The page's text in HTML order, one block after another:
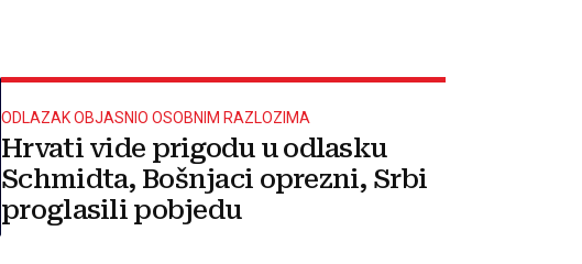
ODLAZAK OBJASNIO OSOBNIM RAZLOZIMA
Hrvati vide prigodu u odlasku
Schmidta, Bošnjaci oprezni, Srbi
proglasili pobjedu